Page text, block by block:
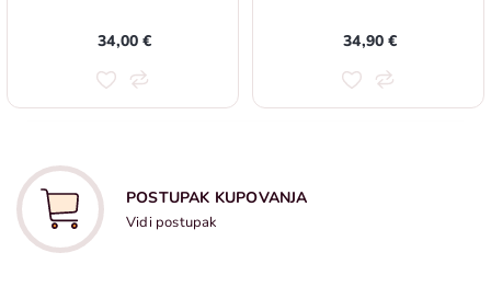
34,00 € 34,90 €
POSTUPAK KUPOVANJA
Vidi postupak